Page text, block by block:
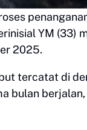
YM (33)
2025.
tercatat di
bulan